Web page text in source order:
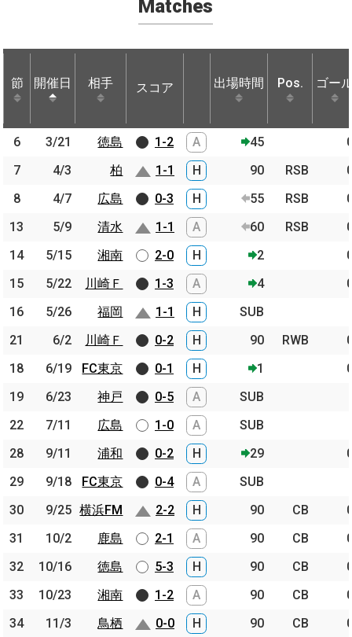
Matches
節 開催日 相手 スコア 出場時間 Pos. ゴー
節 開催日 相手 スコア 出場時間 ゴー
6 3/21 徳島 1-2 A 45
7
4/3 柏 1-1 H 90 RSB
8
4/7 広島 0-3 H 55 RSB
13
5/9 清水 1-1 A 60 RSB
14
5/15 湘南 2-0 H 2
15
5/22 川崎Ｆ 1-3 A 4
16
5/26 福岡 1-1 H
SUB
21
6/2 川崎Ｆ 0-2 H 90 RWB
18
6/19 FC東京 0-1 H 1
19
6/23 神戸 0-5 A
SUB
22
7/11 広島 1-0 A
SUB
28
9/11 浦和 0-2 H 29
29
9/18 FC東京 0-4 A
SUB
30
9/25 横浜FM 2-2 H 90 CB
31
10/2 鹿島 2-1 A 90 CB
32
10/16 徳島 5-3 H 90 CB
33
10/23 湘南 1-2 A 90 CB
34
11/3 鳥栖 0-0 H 90 CB
節 開催日 相手
6 3/21
徳島
7
4/3
柏
8
4/7
広島
13
5/9
清水
14
5/15
湘南
15
5/22
川崎Ｆ
16
5/26
福岡
21
6/2
川崎Ｆ
18
6/19
FC東京
19
6/23
神戸
22
7/11
広島
28
9/11
浦和
29
9/18
FC東京
30
9/25 横浜FM
31
10/2
鹿島
32
10/16
徳島
33
10/23
湘南
34
11/3
鳥栖